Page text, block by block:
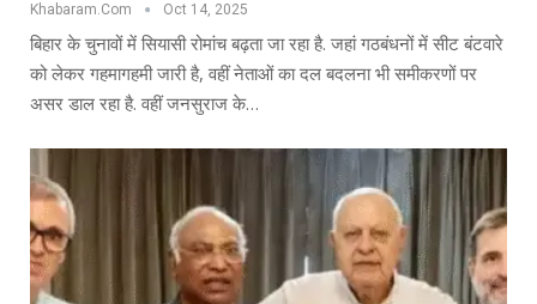
Khabaram.Com Oct 14, 2025
बिहार के चुनावों में सियासी रोमांच बढ़ता जा रहा है. जहां गठबंधनों में सीट बंटवारे
को लेकर गहमागहमी जारी है, वहीं नेताओं का दल बदलना भी समीकरणों पर
असर डाल रहा है. वहीं जनसुराज के…